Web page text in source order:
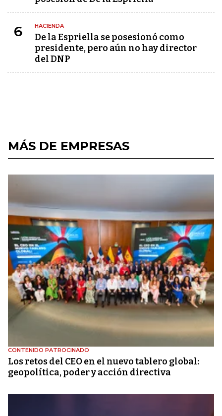
6 HACIENDA
De la Espriella se posesionó como
presidente, pero aún no hay director
del DNP
MÁS DE EMPRESAS
CONTENIDO PATROCINADO
Los retos del CEO en el nuevo tablero global:
geopolítica, poder y acción directiva